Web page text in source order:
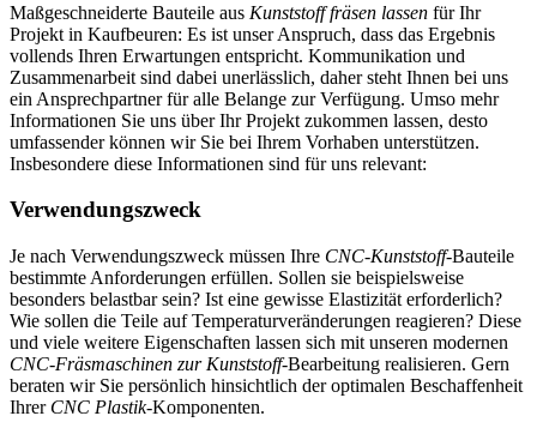
Maßgeschneiderte Bauteile aus Kunststoff fräsen lassen für Ihr
Projekt in Kaufbeuren: Es ist unser Anspruch, dass das Ergebnis
vollends Ihren Erwartungen entspricht. Kommunikation und
Zusammenarbeit sind dabei unerlässlich, daher steht Ihnen bei uns
ein Ansprechpartner für alle Belange zur Verfügung. Umso mehr
Informationen Sie uns über Ihr Projekt zukommen lassen, desto
umfassender können wir Sie bei Ihrem Vorhaben unterstützen.
Insbesondere diese Informationen sind für uns relevant:
Verwendungszweck
Je nach Verwendungszweck müssen Ihre CNC-Kunststoff-Bauteile
bestimmte Anforderungen erfüllen. Sollen sie beispielsweise
besonders belastbar sein? Ist eine gewisse Elastizität erforderlich?
Wie sollen die Teile auf Temperaturveränderungen reagieren? Diese
und viele weitere Eigenschaften lassen sich mit unseren modernen
CNC-Fräsmaschinen zur Kunststoff-Bearbeitung realisieren. Gern
beraten wir Sie persönlich hinsichtlich der optimalen Beschaffenheit
Ihrer CNC Plastik-Komponenten.